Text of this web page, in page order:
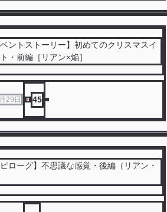
ベントストーリー】初めてのクリスマスイ
・前編［リアン×焔］
29日 45
ピローグ】不思議な感覚・後編（リアン・